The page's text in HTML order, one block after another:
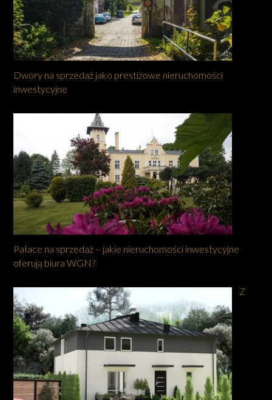
Dwory na sprzedaż jako prestiżowe nieruchomości
inwestycyjne
Pałace na sprzedaż – jakie nieruchomości inwestycyjne
oferują biura WGN?
Z